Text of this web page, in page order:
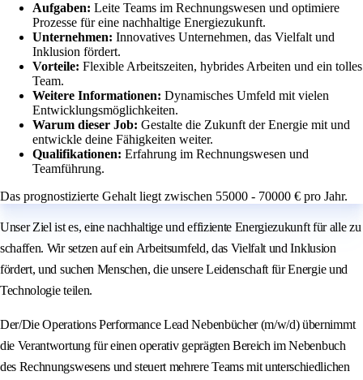
Aufgaben: Leite Teams im Rechnungswesen und optimiere
Prozesse für eine nachhaltige Energiezukunft.
Unternehmen: Innovatives Unternehmen, das Vielfalt und
Inklusion fördert.
Vorteile: Flexible Arbeitszeiten, hybrides Arbeiten und ein tolles
Team.
Weitere Informationen: Dynamisches Umfeld mit vielen
Entwicklungsmöglichkeiten.
Warum dieser Job: Gestalte die Zukunft der Energie mit und
entwickle deine Fähigkeiten weiter.
Qualifikationen: Erfahrung im Rechnungswesen und
Teamführung.
Das prognostizierte Gehalt liegt zwischen 55000 - 70000 € pro Jahr.
Unser Ziel ist es, eine nachhaltige und effiziente Energiezukunft für alle zu
schaffen. Wir setzen auf ein Arbeitsumfeld, das Vielfalt und Inklusion
fördert, und suchen Menschen, die unsere Leidenschaft für Energie und
Technologie teilen.
Der/Die Operations Performance Lead Nebenbücher (m/w/d) übernimmt
die Verantwortung für einen operativ geprägten Bereich im Nebenbuch
des Rechnungswesens und steuert mehrere Teams mit unterschiedlichen